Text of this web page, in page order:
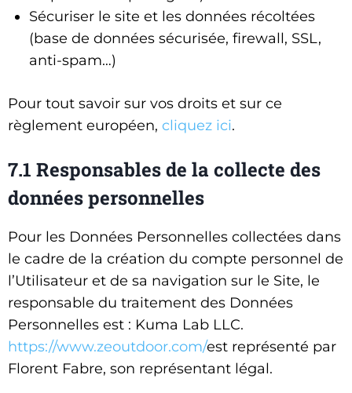
Sécuriser le site et les données récoltées
(base de données sécurisée, firewall, SSL,
anti-spam…)
Pour tout savoir sur vos droits et sur ce
règlement européen, cliquez ici.
7.1 Responsables de la collecte des
données personnelles
Pour les Données Personnelles collectées dans
le cadre de la création du compte personnel de
l’Utilisateur et de sa navigation sur le Site, le
responsable du traitement des Données
Personnelles est : Kuma Lab LLC.
https://www.zeoutdoor.com/est représenté par
Florent Fabre, son représentant légal.